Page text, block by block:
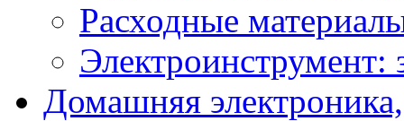
Расходные
Электроинструмент:
Домашняя